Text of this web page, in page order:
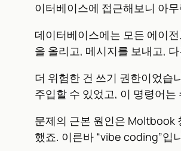
이터베이스에 접근해보니 아
데이터베이스에는 모든 에이
을 올리고, 메시지를 보내고,
더 위험한 건 쓰기 권한이었습
주입할 수 있었고, 이 명령어
문제의 근본 원인은 Moltbook
했죠. 이른바 “vibe coding”입